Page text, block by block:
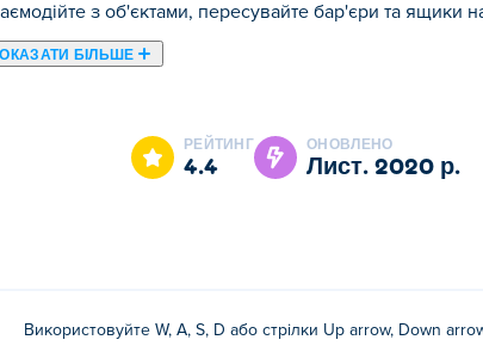
з об'єктами, пересувайте бар'єри та ящики
БІЛЬШЕ
Box Kid Puzzles є одним із наших обраних
РЕЙТИНГ
4.4
ОНОВЛЕНО
лист. 2020 р.
Використовуйте W, A, S, D або стрілки Up arrow, Down